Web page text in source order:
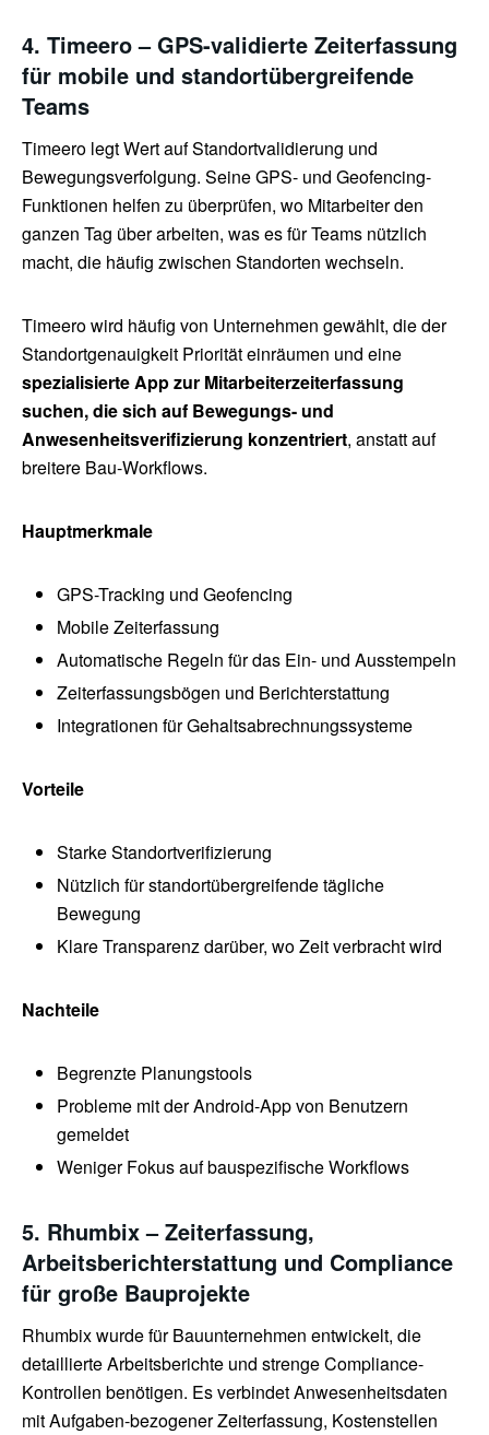
4. Timeero – GPS-validierte Zeiterfassung
für mobile und standortübergreifende
Teams
Timeero legt Wert auf Standortvalidierung und
Bewegungsverfolgung. Seine GPS- und Geofencing-
Funktionen helfen zu überprüfen, wo Mitarbeiter den
ganzen Tag über arbeiten, was es für Teams nützlich
macht, die häufig zwischen Standorten wechseln.
Timeero wird häufig von Unternehmen gewählt, die der
Standortgenauigkeit Priorität einräumen und eine
spezialisierte App zur Mitarbeiterzeiterfassung
suchen, die sich auf Bewegungs- und
Anwesenheitsverifizierung konzentriert, anstatt auf
breitere Bau-Workflows.
Hauptmerkmale
GPS-Tracking und Geofencing
Mobile Zeiterfassung
Automatische Regeln für das Ein- und Ausstempeln
Zeiterfassungsbögen und Berichterstattung
Integrationen für Gehaltsabrechnungssysteme
Vorteile
Starke Standortverifizierung
Nützlich für standortübergreifende tägliche
Bewegung
Klare Transparenz darüber, wo Zeit verbracht wird
Nachteile
Begrenzte Planungstools
Probleme mit der Android-App von Benutzern
gemeldet
Weniger Fokus auf bauspezifische Workflows
5. Rhumbix – Zeiterfassung,
Arbeitsberichterstattung und Compliance
für große Bauprojekte
Rhumbix wurde für Bauunternehmen entwickelt, die
detaillierte Arbeitsberichte und strenge Compliance-
Kontrollen benötigen. Es verbindet Anwesenheitsdaten
mit Aufgaben-bezogener Zeiterfassung, Kostenstellen